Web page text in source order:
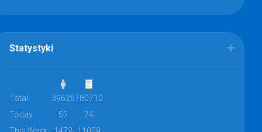
Statystyki
Total 39626780710
Today
53
74